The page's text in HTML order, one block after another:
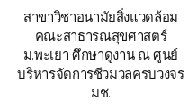
สาขาวิชาอนามัยสิ่งแวดล้อม
คณะสาธารณสุขศาสตร์
ม.พะเยา ศึกษาดูงาน ณ ศูนย์
บริหารจัดการชีวมวลครบวงจร
มช.